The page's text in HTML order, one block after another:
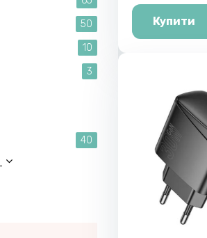
50
10
3
40
Купити